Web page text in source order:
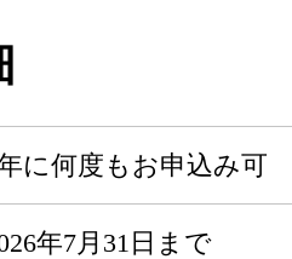
に何度もお申込み可
年7月31日まで